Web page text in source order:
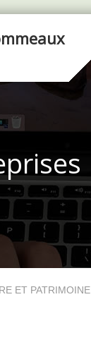
ET PATRIMOINE